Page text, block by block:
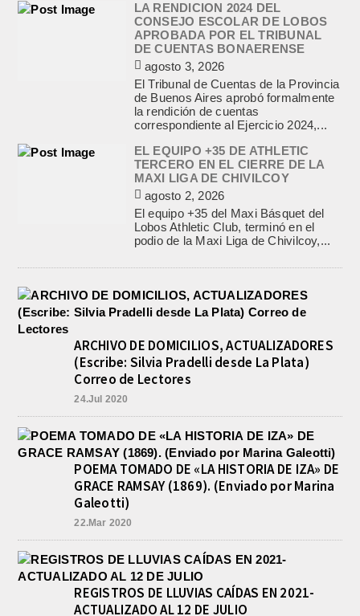
LA RENDICION 2024 DEL
CONSEJO ESCOLAR DE LOBOS
APROBADA POR EL TRIBUNAL
DE CUENTAS BONAERENSE
agosto 3, 2026
El Tribunal de Cuentas de la Provincia
de Buenos Aires aprobó formalmente
la rendición de cuentas
correspondiente al Ejercicio 2024,...
EL EQUIPO +35 DE ATHLETIC
TERCERO EN EL CIERRE DE LA
MAXI LIGA DE CHIVILCOY
agosto 2, 2026
El equipo +35 del Maxi Básquet del
Lobos Athletic Club, terminó en el
podio de la Maxi Liga de Chivilcoy,...
ARCHIVO DE DOMICILIOS, ACTUALIZADORES
(Escribe: Silvia Pradelli desde La Plata)
Correo de Lectores
24.Jul 2020
POEMA TOMADO DE «LA HISTORIA DE IZA» DE
GRACE RAMSAY (1869). (Enviado por Marina
Galeotti)
22.Mar 2020
REGISTROS DE LLUVIAS CAÍDAS EN 2021-
ACTUALIZADO AL 12 DE JULIO